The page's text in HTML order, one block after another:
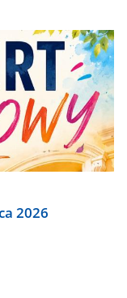
2026